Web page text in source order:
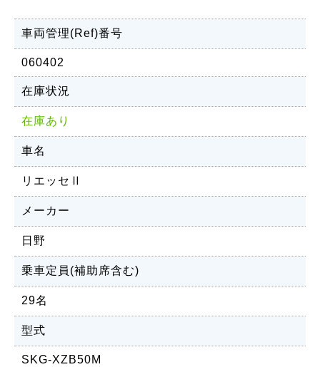
車両管理(Ref)番号
060402
在庫状況
在庫あり
車名
リエッセⅡ
メーカー
日野
乗車定員(補助席含む)
29名
型式
SKG-XZB50M